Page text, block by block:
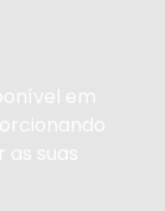
em
as suas